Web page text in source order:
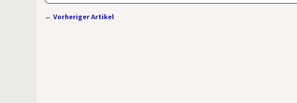
← Vorheriger Artikel